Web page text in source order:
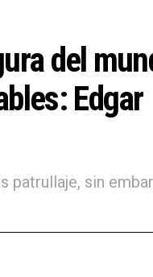
del
Edgar
patrullaje, sin